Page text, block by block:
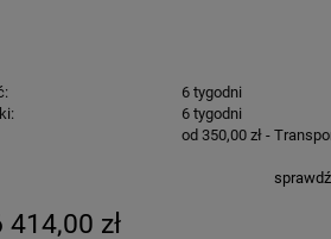
6 tygodni
6 tygodni
od 350,00 zł -
414,00 zł